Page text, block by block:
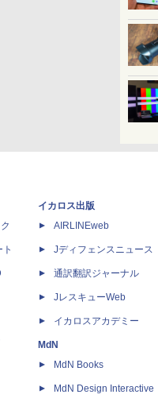
イカロス出版
AIRLINEweb
Jディフェンスニュース
通訳翻訳ジャーナル
JレスキューWeb
イカロスアカデミー
MdN
MdN Books
MdN Design Interactive